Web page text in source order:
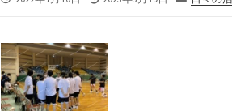
新
日